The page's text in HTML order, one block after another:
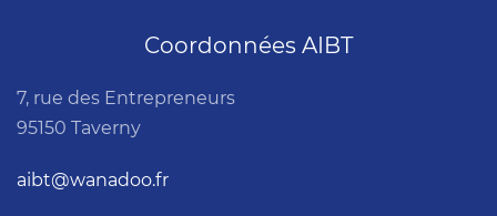
Coordonnées AIBT
7, rue des Entrepreneurs
95150 Taverny
aibt@wanadoo.fr